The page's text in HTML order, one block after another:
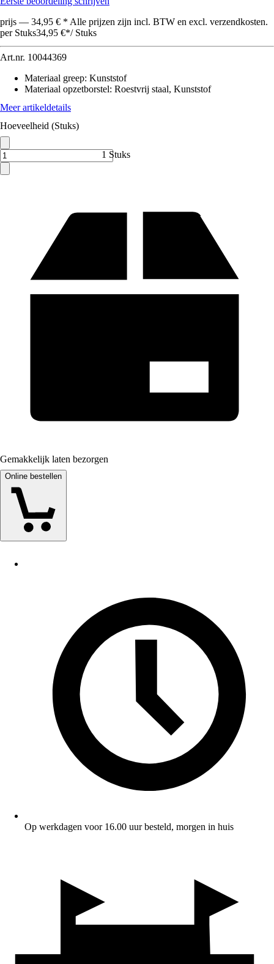
prijs — 34,95 € * Alle prijzen zijn incl. BTW en excl. verzendkosten.
per Stuks34,95 €*/ Stuks
Art.nr. 10044369
Materiaal greep: Kunststof
Materiaal opzetborstel: Roestvrij staal, Kunststof
Meer artikeldetails
Hoeveelheid (Stuks)
1 Stuks
Gemakkelijk laten bezorgen
Online bestellen
Op werkdagen voor 16.00 uur besteld, morgen in huis